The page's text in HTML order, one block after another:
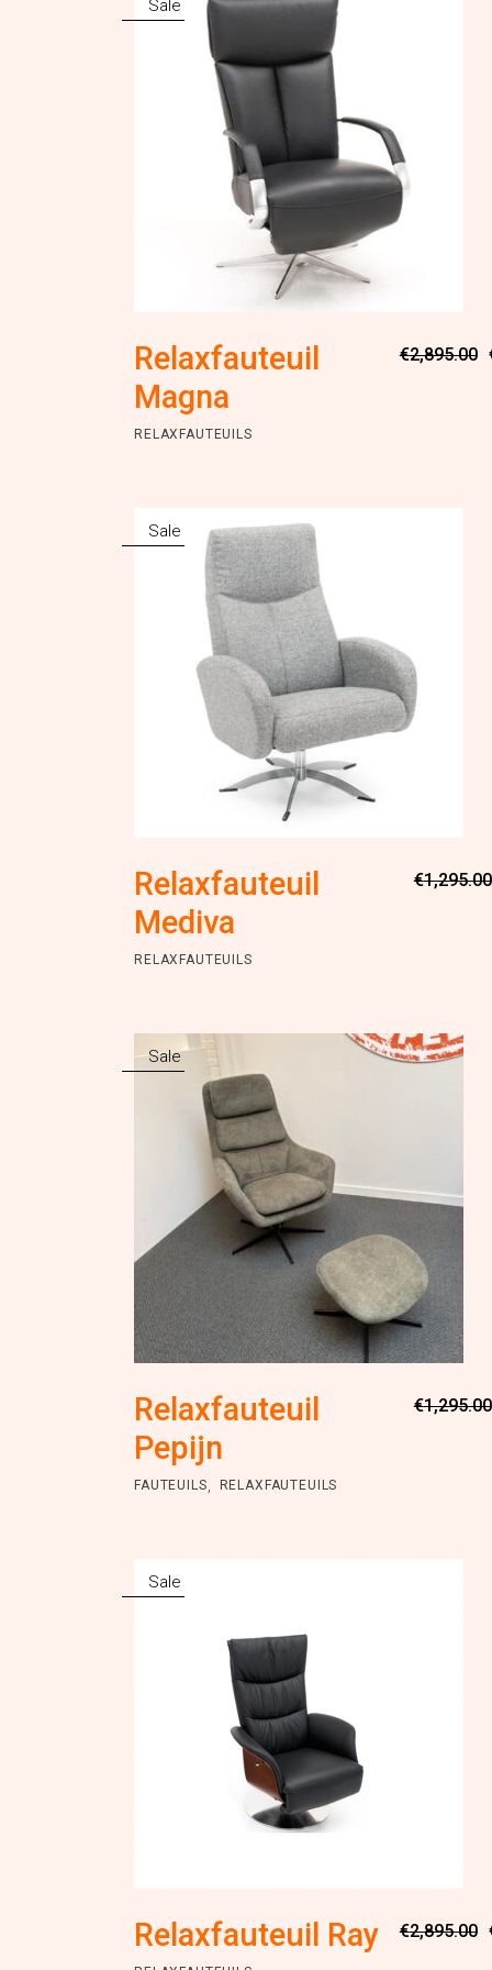
Sale
Relaxfauteuil
Magna
€2,895.00
RELAXFAUTEUILS
Sale
Relaxfauteuil
Mediva
€1,295.00
RELAXFAUTEUILS
Sale
Relaxfauteuil
Pepijn
€1,295.00
FAUTEUILS, RELAXFAUTEUILS
Sale
Relaxfauteuil Ray €2,895.00